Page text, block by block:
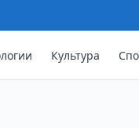
Культура